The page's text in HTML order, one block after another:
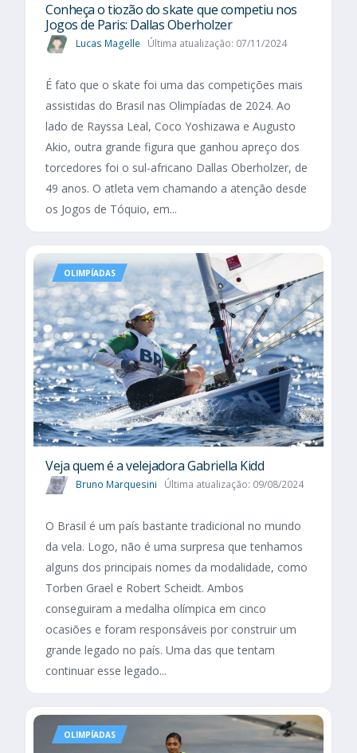
Conheça o tiozão do skate que competiu nos
Jogos de Paris: Dallas Oberholzer
Lucas Magelle Última atualização: 07/11/2024
É fato que o skate foi uma das competições mais
assistidas do Brasil nas Olimpíadas de 2024. Ao
lado de Rayssa Leal, Coco Yoshizawa e Augusto
Akio, outra grande figura que ganhou apreço dos
torcedores foi o sul-africano Dallas Oberholzer, de
49 anos. O atleta vem chamando a atenção desde
os Jogos de Tóquio, em...
OLIMPÍADAS
Veja quem é a velejadora Gabriella Kidd
Bruno Marquesini Última atualização: 09/08/2024
O Brasil é um país bastante tradicional no mundo
da vela. Logo, não é uma surpresa que tenhamos
alguns dos principais nomes da modalidade, como
Torben Grael e Robert Scheidt. Ambos
conseguiram a medalha olímpica em cinco
ocasiões e foram responsáveis por construir um
grande legado no país. Uma das que tentam
continuar esse legado...
OLIMPÍADAS